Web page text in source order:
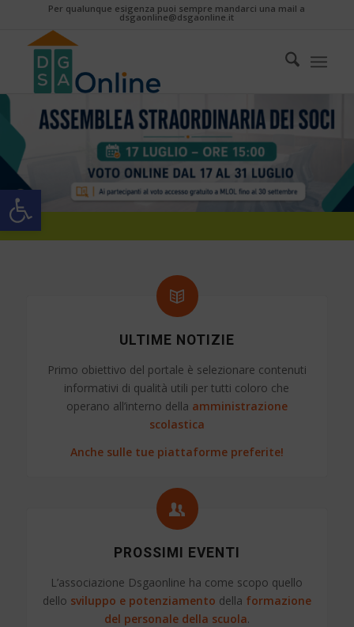
Apri la barra degli strumenti
Per qualunque esigenza puoi sempre mandarci una mail a
dsgaonline@dsgaonline.it
ULTIME NOTIZIE
Primo obiettivo del portale è selezionare contenuti
informativi di qualità utili per tutti coloro che
operano all’interno della amministrazione
scolastica
Anche sulle tue piattaforme preferite!
PROSSIMI EVENTI
L’associazione Dsgaonline ha come scopo quello
dello sviluppo e potenziamento della formazione
del personale della scuola.